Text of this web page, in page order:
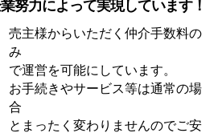
努力によって実現しています！
売主様からいただく仲介手数料の
み
で運営を可能にしています。
お手続きやサービス等は通常の場
合
とまったく変わりませんのでご安